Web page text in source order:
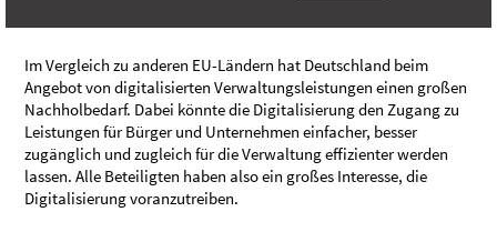
Im Vergleich zu anderen EU-Ländern hat Deutschland beim
Angebot von digitalisierten Verwaltungsleistungen einen großen
Nachholbedarf. Dabei könnte die Digitalisierung den Zugang zu
Leistungen für Bürger und Unternehmen einfacher, besser
zugänglich und zugleich für die Verwaltung effizienter werden
lassen. Alle Beteiligten haben also ein großes Interesse, die
Digitalisierung voranzutreiben.